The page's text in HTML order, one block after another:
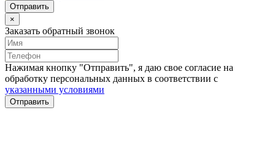
Отправить
×
Заказать обратный звонок
Нажимая кнопку "Отправить", я даю свое согласие на
обработку персональных данных в соответствии с
указанными условиями
Отправить